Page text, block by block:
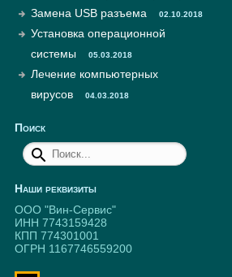
Замена USB разъема 02.10.2018
Установка операционной
системы
05.03.2018
Лечение компьютерных
вирусов
04.03.2018
Поиск
Наши реквизиты
ООО "Вин-Сервис"
ИНН 7743159428
КПП 774301001
ОГРН 1167746559200